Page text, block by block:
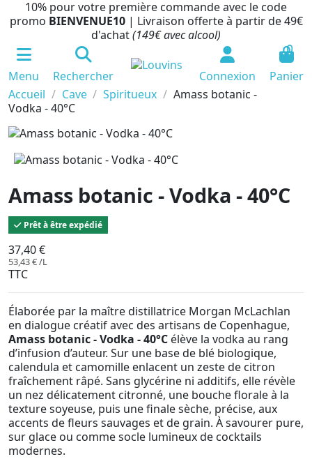
10% pour votre première commande avec le code
promo BIENVENUE10 | Livraison offerte à partir de 49€
d'achat(149€ avec alcool)
Menu Rechercher Connexion
0
Panier
Accueil
Cave Spiritueux
Amass botanic -
Vodka - 40°C
Amass botanic - Vodka - 40°C
Prêt à être expédié
37,40 €
53,43 € /L
TTC
Élaborée par la maître distillatrice Morgan McLachlan
en dialogue créatif avec des artisans de Copenhague,
Amass botanic - Vodka - 40°C élève la vodka au rang
d’infusion d’auteur. Sur une base de blé biologique,
calendula et camomille enlacent un zeste de citron
fraîchement râpé. Sans glycérine ni additifs, elle révèle
un nez délicatement citronné, une bouche florale à la
texture soyeuse, puis une finale sèche, précise, aux
accents de fleurs sauvages et de grain. À savourer pure,
sur glace ou comme socle lumineux de cocktails
modernes.